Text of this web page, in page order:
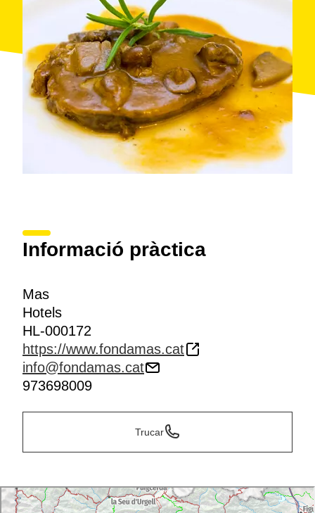
Informació pràctica
Mas
Hotels
HL-000172
https://www.fondamas.cat
info@fondamas.cat
973698009
Trucar